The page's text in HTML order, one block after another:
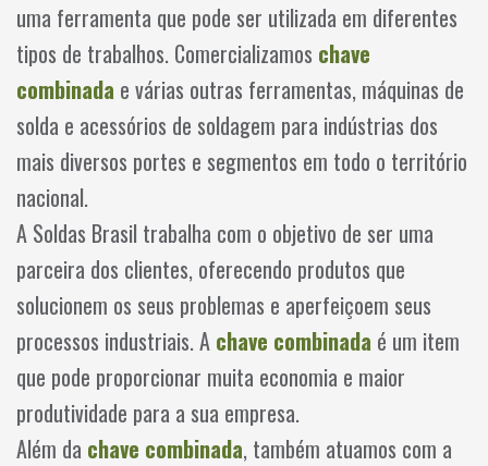
uma ferramenta que pode ser utilizada em diferentes
tipos de trabalhos. Comercializamos chave
combinada e várias outras ferramentas, máquinas de
solda e acessórios de soldagem para indústrias dos
mais diversos portes e segmentos em todo o território
nacional.
A Soldas Brasil trabalha com o objetivo de ser uma
parceira dos clientes, oferecendo produtos que
solucionem os seus problemas e aperfeiçoem seus
processos industriais. A chave combinada é um item
que pode proporcionar muita economia e maior
produtividade para a sua empresa.
Além da chave combinada, também atuamos com a